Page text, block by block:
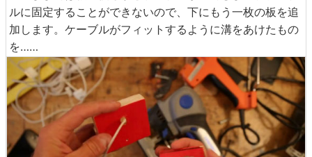
このままでは板の後ろからケーブルが出てしまい、テーブ